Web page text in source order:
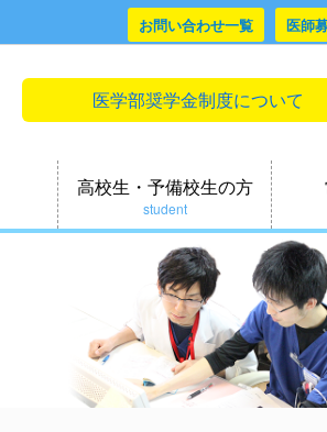
お問い合わせ一覧 医師
医学部奨学金制度について
高校生・予備校生の方
student